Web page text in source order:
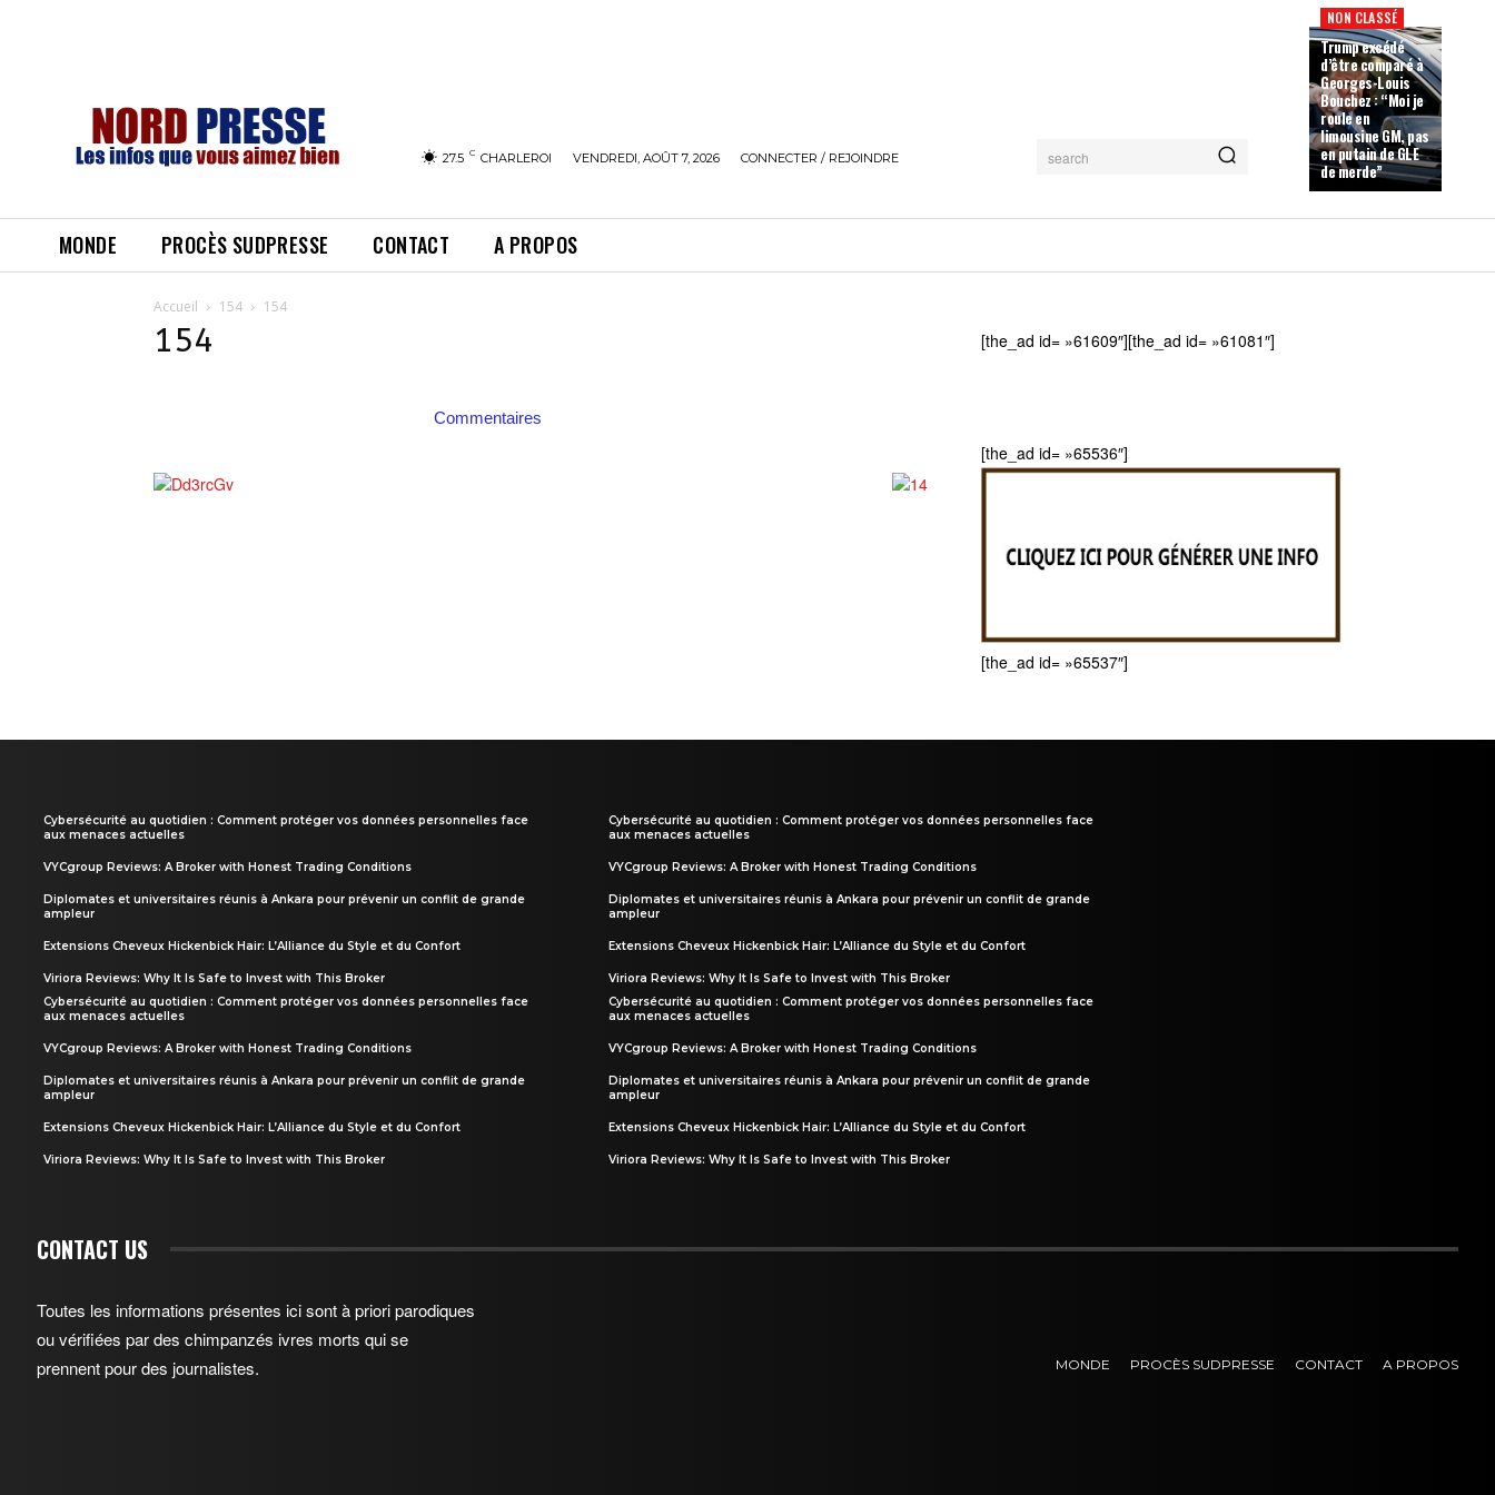
27.5 C CHARLEROI VENDREDI, AOÛT 7, 2026 CONNECTER / REJOINDRE search
NON CLASSÉ
Trump excédé
d’être comparé à
Georges-Louis
Bouchez : “Moi je
roule en
limousine GM, pas
en putain de GLE
de merde”
MONDE PROCÈS SUDPRESSE CONTACT A PROPOS
Accueil 154 154
154
Commentaires
[the_ad id= »61609″][the_ad id= »61081″]
[the_ad id= »65536″]
[the_ad id= »65537″]
Cybersécurité au quotidien : Comment protéger vos données personnelles face
aux menaces actuelles
VYCgroup Reviews: A Broker with Honest Trading Conditions
Diplomates et universitaires réunis à Ankara pour prévenir un conflit de grande
ampleur
Extensions Cheveux Hickenbick Hair: L’Alliance du Style et du Confort
Viriora Reviews: Why It Is Safe to Invest with This Broker
Cybersécurité au quotidien : Comment protéger vos données personnelles face
aux menaces actuelles
VYCgroup Reviews: A Broker with Honest Trading Conditions
Diplomates et universitaires réunis à Ankara pour prévenir un conflit de grande
ampleur
Extensions Cheveux Hickenbick Hair: L’Alliance du Style et du Confort
Viriora Reviews: Why It Is Safe to Invest with This Broker
Cybersécurité au quotidien : Comment protéger vos données personnelles face
aux menaces actuelles
VYCgroup Reviews: A Broker with Honest Trading Conditions
Diplomates et universitaires réunis à Ankara pour prévenir un conflit de grande
ampleur
Extensions Cheveux Hickenbick Hair: L’Alliance du Style et du Confort
Viriora Reviews: Why It Is Safe to Invest with This Broker
Cybersécurité au quotidien : Comment protéger vos données personnelles face
aux menaces actuelles
VYCgroup Reviews: A Broker with Honest Trading Conditions
Diplomates et universitaires réunis à Ankara pour prévenir un conflit de grande
ampleur
Extensions Cheveux Hickenbick Hair: L’Alliance du Style et du Confort
Viriora Reviews: Why It Is Safe to Invest with This Broker
CONTACT US
Toutes les informations présentes ici sont à priori parodiques
ou vérifiées par des chimpanzés ivres morts qui se
prennent pour des journalistes.
MONDE PROCÈS SUDPRESSE CONTACT A PROPOS